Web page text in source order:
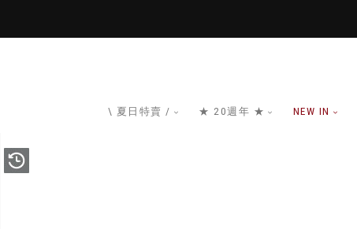
\ 夏日特賣 / ★ 20週年 ★ NEW IN